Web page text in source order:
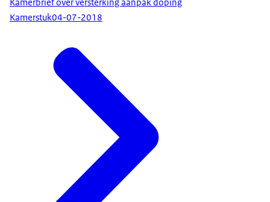
Kamerbrief over versterking aanpak doping
Kamerstuk04-07-2018